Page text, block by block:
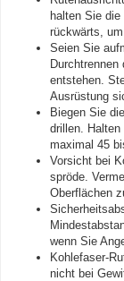
halten Sie
rückwärts,
Seien Sie
entstehen.
Ausrüstung
Biegen Sie
drillen.
maximal 45
Vorsicht bei
spröde.
Oberflächen
wenn Sie
Kohlefaser-
nicht bei